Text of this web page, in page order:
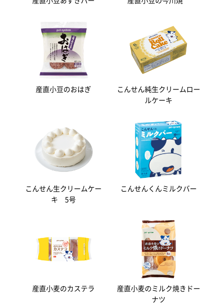
産直小豆のおはぎ
こんせん純生クリームロー
ルケーキ
こんせん生クリームケー
キ 5号
こんせんくんミルクバー
産直小麦のカステラ
産直小麦のミルク焼きドー
ナツ